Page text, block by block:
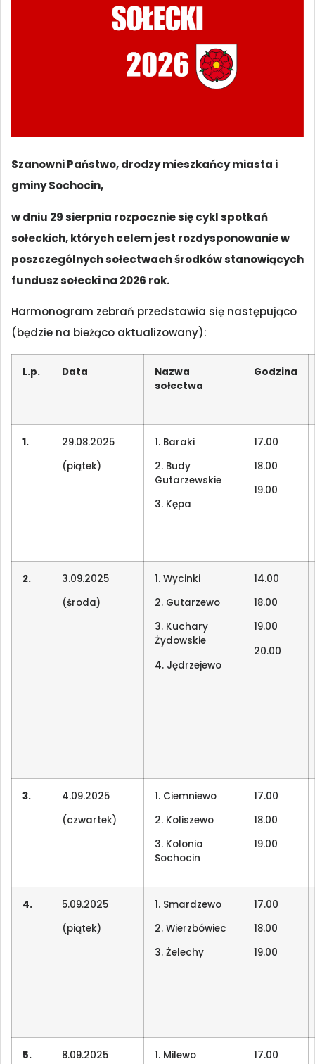
Szanowni Państwo, drodzy mieszkańcy miasta i
gminy Sochocin,
w dniu 29 sierpnia rozpocznie się cykl spotkań
sołeckich, których celem jest rozdysponowanie w
poszczególnych sołectwach środków stanowiących
fundusz sołecki na 2026 rok.
Harmonogram zebrań przedstawia się następująco
(będzie na bieżąco aktualizowany):
L.p. Data
Nazwa
sołectwa
Godzina
1.
29.08.2025
(piątek)
1. Baraki
2. Budy
Gutarzewskie
3. Kępa
17.00
18.00
19.00
2.
3.09.2025
(środa)
1. Wycinki
2. Gutarzewo
3. Kuchary
Żydowskie
4. Jędrzejewo
14.00
18.00
19.00
20.00
3.
4.09.2025
(czwartek)
1. Ciemniewo
2. Koliszewo
3. Kolonia
Sochocin
17.00
18.00
19.00
4.
5.09.2025
(piątek)
1. Smardzewo
2. Wierzbówiec
3. Żelechy
17.00
18.00
19.00
5.
8.09.2025
1. Milewo
17.00